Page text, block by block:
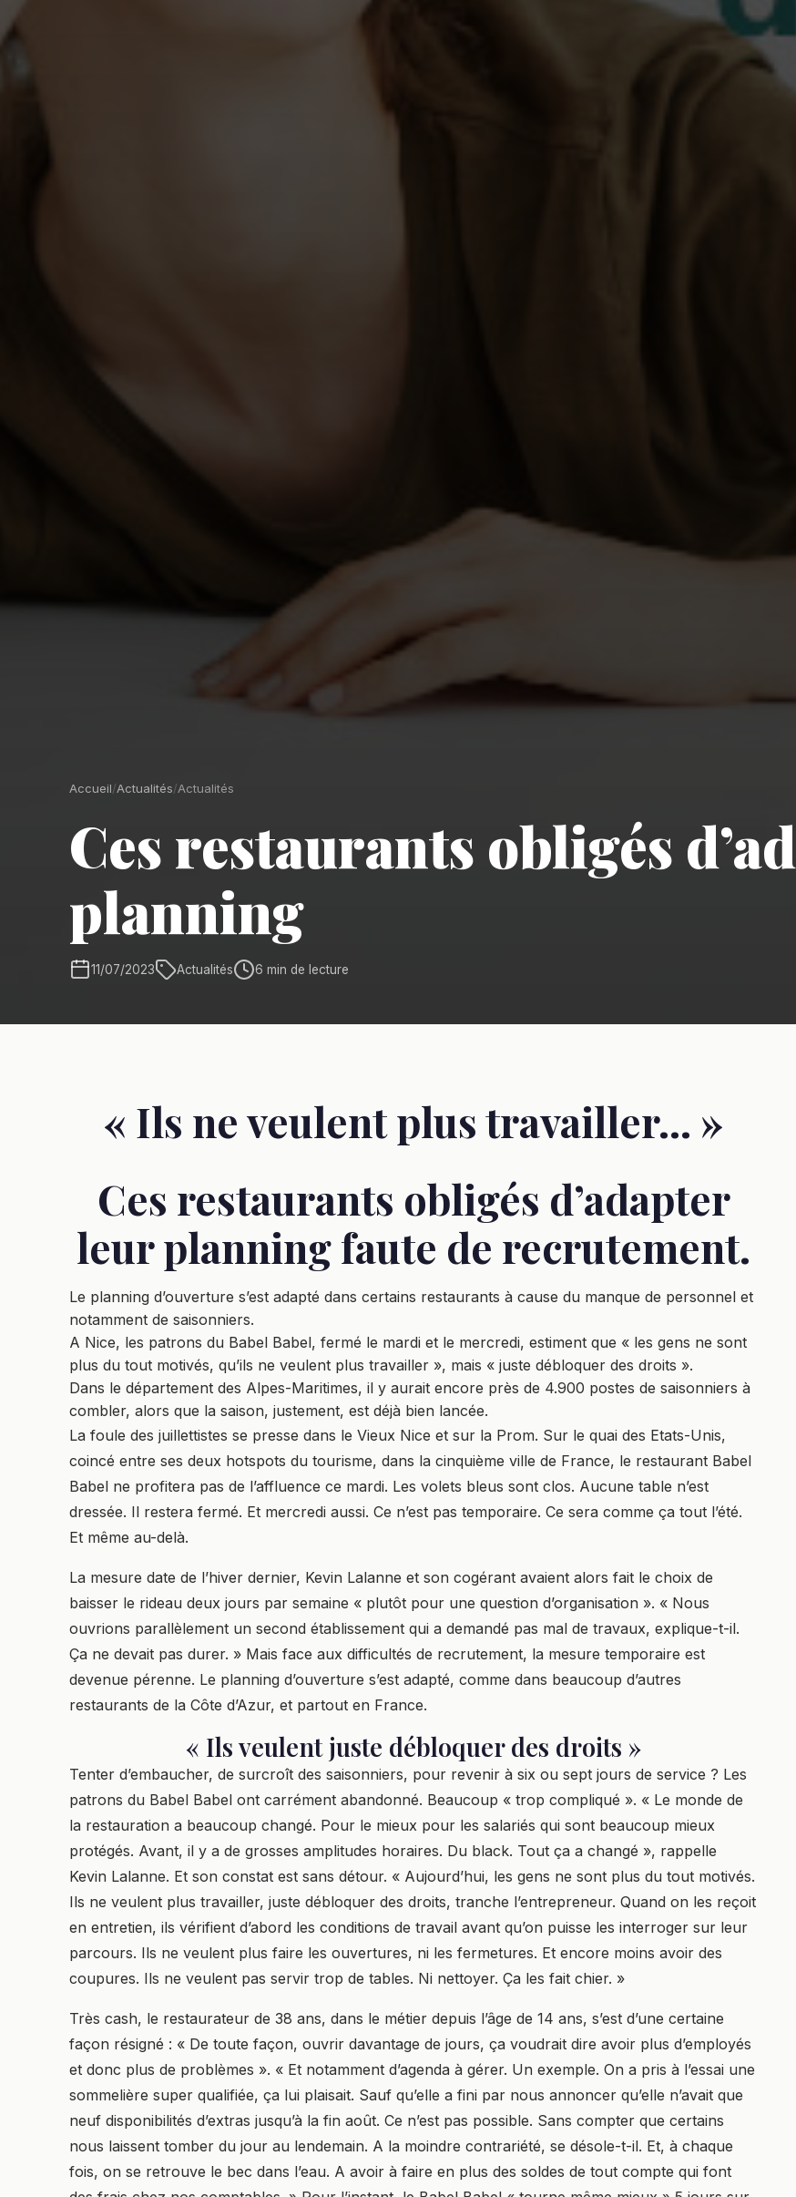
Accueil/Actualités/Actualités
Ces restaurants obligés
planning
11/07/2023 Actualités 6 min de lecture
« Ils ne veulent plus travailler… »
Ces restaurants obligés d’adapter
leur planning faute de recrutement.
Le planning d’ouverture s’est adapté dans certains restaurants à cause du manque de personnel et
notamment de saisonniers.
A Nice, les patrons du Babel Babel, fermé le mardi et le mercredi, estiment que « les gens ne sont
plus du tout motivés, qu’ils ne veulent plus travailler », mais « juste débloquer des droits ».
Dans le département des Alpes-Maritimes, il y aurait encore près de 4.900 postes de saisonniers à
combler, alors que la saison, justement, est déjà bien lancée.
La foule des juillettistes se presse dans le Vieux Nice et sur la Prom. Sur le quai des Etats-Unis,
coincé entre ses deux hotspots du tourisme, dans la cinquième ville de France, le restaurant Babel
Babel ne profitera pas de l’affluence ce mardi. Les volets bleus sont clos. Aucune table n’est
dressée. Il restera fermé. Et mercredi aussi. Ce n’est pas temporaire. Ce sera comme ça tout l’été.
Et même au-delà.
La mesure date de l’hiver dernier, Kevin Lalanne et son cogérant avaient alors fait le choix de
baisser le rideau deux jours par semaine « plutôt pour une question d’organisation ». « Nous
ouvrions parallèlement un second établissement qui a demandé pas mal de travaux, explique-t-il.
Ça ne devait pas durer. » Mais face aux difficultés de recrutement, la mesure temporaire est
devenue pérenne. Le planning d’ouverture s’est adapté, comme dans beaucoup d’autres
restaurants de la Côte d’Azur, et partout en France.
« Ils veulent juste débloquer des droits »
Tenter d’embaucher, de surcroît des saisonniers, pour revenir à six ou sept jours de service ? Les
patrons du Babel Babel ont carrément abandonné. Beaucoup « trop compliqué ». « Le monde de
la restauration a beaucoup changé. Pour le mieux pour les salariés qui sont beaucoup mieux
protégés. Avant, il y a de grosses amplitudes horaires. Du black. Tout ça a changé », rappelle
Kevin Lalanne. Et son constat est sans détour. « Aujourd’hui, les gens ne sont plus du tout motivés.
Ils ne veulent plus travailler, juste débloquer des droits, tranche l’entrepreneur. Quand on les reçoit
en entretien, ils vérifient d’abord les conditions de travail avant qu’on puisse les interroger sur leur
parcours. Ils ne veulent plus faire les ouvertures, ni les fermetures. Et encore moins avoir des
coupures. Ils ne veulent pas servir trop de tables. Ni nettoyer. Ça les fait chier. »
Très cash, le restaurateur de 38 ans, dans le métier depuis l’âge de 14 ans, s’est d’une certaine
façon résigné : « De toute façon, ouvrir davantage de jours, ça voudrait dire avoir plus d’employés
et donc plus de problèmes ». « Et notamment d’agenda à gérer. Un exemple. On a pris à l’essai une
sommelière super qualifiée, ça lui plaisait. Sauf qu’elle a fini par nous annoncer qu’elle n’avait que
neuf disponibilités d’extras jusqu’à la fin août. Ce n’est pas possible. Sans compter que certains
nous laissent tomber du jour au lendemain. A la moindre contrariété, se désole-t-il. Et, à chaque
fois, on se retrouve le bec dans l’eau. A avoir à faire en plus des soldes de tout compte qui font